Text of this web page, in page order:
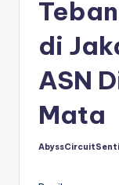
di
ASN
Mata
Posted